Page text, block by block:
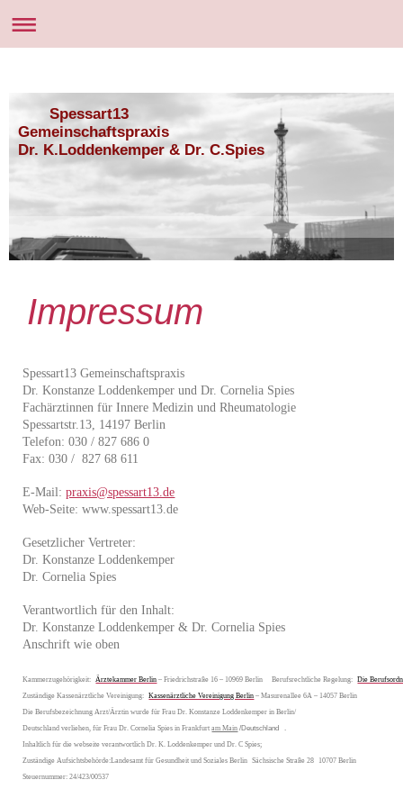
Spessart13
Gemeinschaftspraxis
Dr. K.Loddenkemper & Dr. C.Spies
Impressum
Spessart13 Gemeinschaftspraxis
Dr. Konstanze Loddenkemper und Dr. Cornelia Spies
Fachärztinnen für Innere Medizin und Rheumatologie
Spessartstr.13, 14197 Berlin
Telefon: 030 / 827 686 0
Fax: 030 / 827 68 611
E-Mail: praxis@spessart13.de
Web-Seite: www.spessart13.de
Gesetzlicher Vertreter:
Dr. Konstanze Loddenkemper
Dr. Cornelia Spies
Verantwortlich für den Inhalt:
Dr. Konstanze Loddenkemper & Dr. Cornelia Spies
Anschrift wie oben
Kammerzugehörigkeit:Ärztekammer Berlin – Friedrichstraße 16 – 10969 Berlin Berufsrechtliche Regelung:Die
Zuständige Kassenärztliche Vereinigung:Kassenärztliche Vereinigung Berlin – Masurenallee 6A – 14057 Berlin
Die Berufsbezeichnung Arzt/Ärztin wurde für Frau Dr. Konstanze Loddenkemper in Berlin/
Deutschland verliehen, für Frau Dr. Cornelia Spies in Frankfurtam Main /Deutschland .
Inhaltlich für die webseite verantwortlich Dr. K. Loddenkemper und Dr. C Spies;
Zuständige Aufsichtsbehörde:Landesamt für Gesundheit und Soziales Berlin Sächsische Straße 28 10707 Berlin
Steuernummer: 24/423/00537